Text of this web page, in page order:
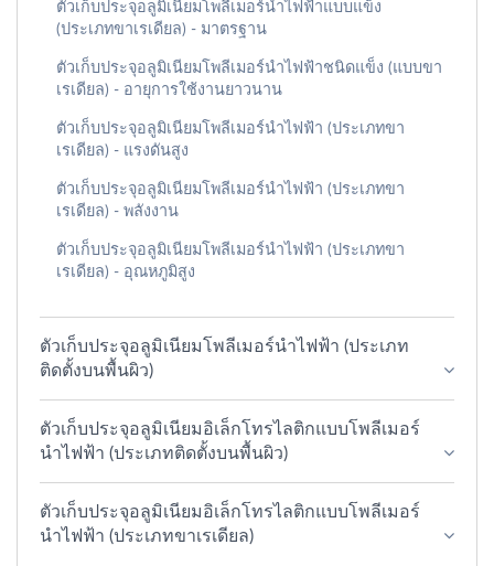
ตัวเก็บประจุอลูมิเนียมโพลีเมอร์นำไฟฟ้าแบบแข็ง
(ประเภทขาเรเดียล) - มาตรฐาน
ตัวเก็บประจุอลูมิเนียมโพลีเมอร์นำไฟฟ้าชนิดแข็ง (แบบขา
เรเดียล) - อายุการใช้งานยาวนาน
ตัวเก็บประจุอลูมิเนียมโพลีเมอร์นำไฟฟ้า (ประเภทขา
เรเดียล) - แรงดันสูง
ตัวเก็บประจุอลูมิเนียมโพลีเมอร์นำไฟฟ้า (ประเภทขา
เรเดียล) - พลังงาน
ตัวเก็บประจุอลูมิเนียมโพลีเมอร์นำไฟฟ้า (ประเภทขา
เรเดียล) - อุณหภูมิสูง
ตัวเก็บประจุอลูมิเนียมโพลีเมอร์นำไฟฟ้า (ประเภท
ติดตั้งบนพื้นผิว)
ตัวเก็บประจุอลูมิเนียมอิเล็กโทรไลติกแบบโพลีเมอร์
นำไฟฟ้า (ประเภทติดตั้งบนพื้นผิว)
ตัวเก็บประจุอลูมิเนียมอิเล็กโทรไลติกแบบโพลีเมอร์
นำไฟฟ้า (ประเภทขาเรเดียล)